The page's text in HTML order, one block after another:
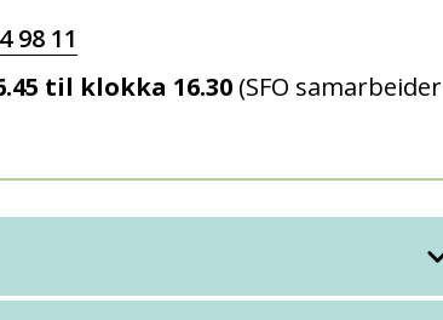
98 11
til klokka 16.30 (SFO samarbeider